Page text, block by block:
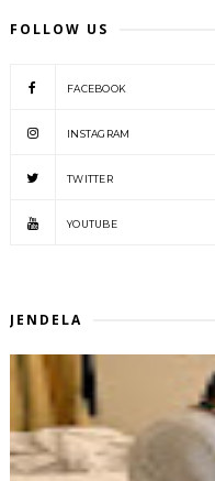
FOLLOW US
FACEBOOK
INSTAGRAM
TWITTER
YOUTUBE
JENDELA